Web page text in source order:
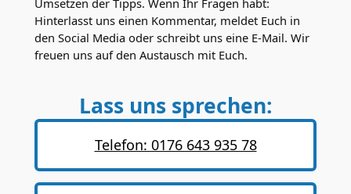
Umsetzen der Tipps. Wenn Ihr Fragen habt:
Hinterlasst uns einen Kommentar, meldet Euch in
den Social Media oder schreibt uns eine E-Mail. Wir
freuen uns auf den Austausch mit Euch.
Lass uns sprechen:
Telefon: 0176 643 935 78